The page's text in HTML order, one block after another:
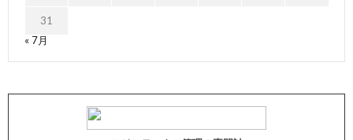
31
« 7月